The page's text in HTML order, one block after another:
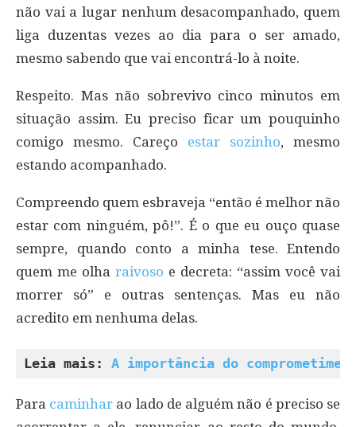
não vai a lugar nenhum desacompanhado, quem
liga duzentas vezes ao dia para o ser amado,
mesmo sabendo que vai encontrá-lo à noite.
Respeito. Mas não sobrevivo cinco minutos em
situação assim. Eu preciso ficar um pouquinho
comigo mesmo. Careço estar sozinho, mesmo
estando acompanhado.
Compreendo quem esbraveja “então é melhor não
estar com ninguém, pô!”. É o que eu ouço quase
sempre, quando conto a minha tese. Entendo
quem me olha raivoso e decreta: “assim você vai
morrer só” e outras sentenças. Mas eu não
acredito em nenhuma delas.
Leia mais: A importância do
Para caminhar ao lado de alguém não é preciso se